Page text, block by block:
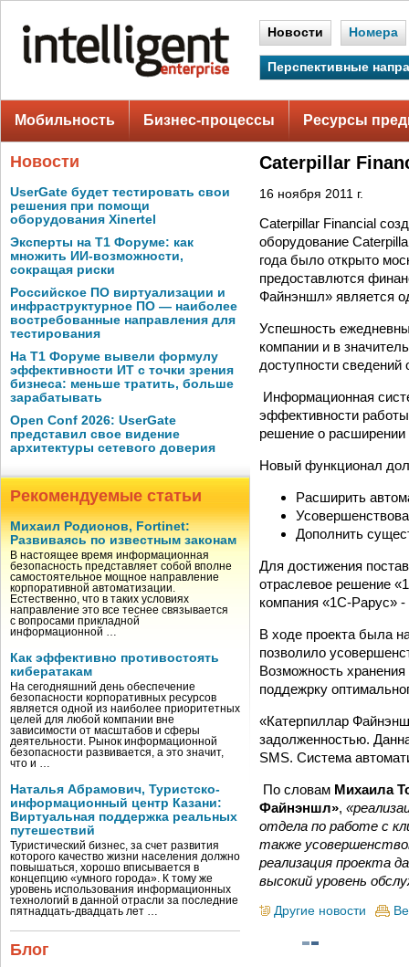
Новости Номера
Перспективные
Мобильность Бизнес-процессы Ресурсы
Новости
UserGate будет тестировать свои
решения при помощи
оборудования Xinertel
Эксперты на Т1 Форуме: как
множить ИИ-возможности,
сокращая риски
Российское ПО виртуализации и
инфраструктурное ПО — наиболее
востребованные направления для
тестирования
На Т1 Форуме вывели формулу
эффективности ИТ с точки зрения
бизнеса: меньше тратить, больше
зарабатывать
Open Conf 2026: UserGate
представил свое видение
архитектуры сетевого доверия
Рекомендуемые статьи
Михаил Родионов, Fortinet:
Развиваясь по известным законам
В настоящее время информационная
безопасность представляет собой вполне
самостоятельное мощное направление
корпоративной автоматизации.
Естественно, что в таких условиях
направление это все теснее связывается
с вопросами прикладной
информационной …
Как эффективно противостоять
кибератакам
На сегодняшний день обеспечение
безопасности корпоративных ресурсов
является одной из наиболее приоритетных
целей для любой компании вне
зависимости от масштабов и сферы
деятельности. Рынок информационной
безопасности развивается, а это значит,
что и …
Наталья Абрамович, Туристско-
информационный центр Казани:
Виртуальная поддержка реальных
путешествий
Туристический бизнес, за счет развития
которого качество жизни населения должно
повышаться, хорошо вписывается в
концепцию «умного города». К тому же
уровень использования информационных
технологий в данной отрасли за последние
пятнадцать-двадцать лет …
Блог
Caterpillar
16 ноября 2011 г.
Caterpillar Financial
оборудование
года было открыто
предоставлются
Файнэншл» является
Успешность
компании и в
доступности сведений
Информационная
эффективности
решение о расширении
Новый функционал
Расширить
Дополнить
Для достижения
отраслевое решение
компания «1С-Рарус»
В ходе проекта была
позволило
Возможность
поддежрку
«Катерпиллар
задолженностью.
SMS. Система
По словам Михаила
Файнэншл»,
отдела по работе с
также
реализация проекта
высокий уровень
Другие новости